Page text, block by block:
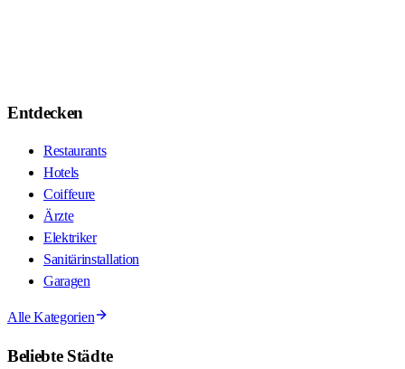
Entdecken
Restaurants
Hotels
Coiffeure
Ärzte
Elektriker
Sanitärinstallation
Garagen
Alle Kategorien
Beliebte Städte